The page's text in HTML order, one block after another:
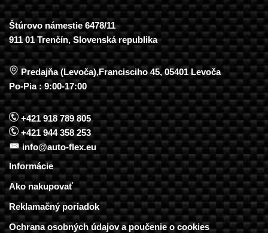
Štúrovo námestie 6478/11
911 01 Trenčín, Slovenská republika
Predajňa (Levoča),Francisciho 45, 05401 Levoča
Po-Pia : 9:00-17:00
+421 918 789 805
+421 944 358 253
info@auto-flex.eu
Informácie
Ako nakupovať
Reklamačný poriadok
Ochrana osobných údajov a poučenie o cookies